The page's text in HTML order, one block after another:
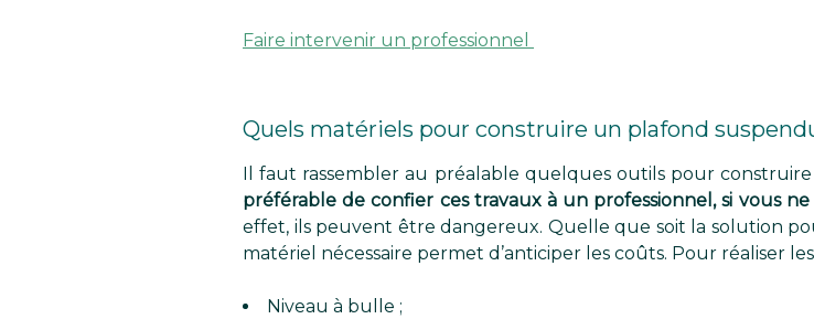
Faire intervenir un professionnel
Quels matériels pour construire un plafond
Il faut rassembler au préalable quelques outils pour
préférable de confier ces travaux à un professionnel, si vous
effet, ils peuvent être dangereux. Quelle que soit la solution
matériel nécessaire permet d’anticiper les coûts. Pour réaliser
Niveau à bulle ;